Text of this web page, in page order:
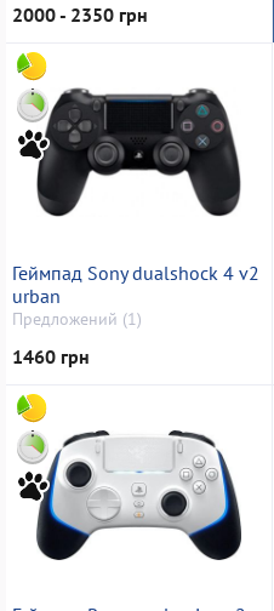
2000 - 2350 грн
Геймпад Sony dualshock 4 v2
urban
Предложений (1)
1460 грн